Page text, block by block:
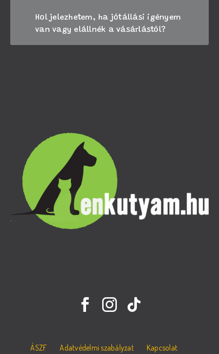
Hol jelezhetem, ha jótállási igényem
van vagy elállnék a vásárlástól?
ÁSZF Adatvédelmi szabályzat Kapcsolat